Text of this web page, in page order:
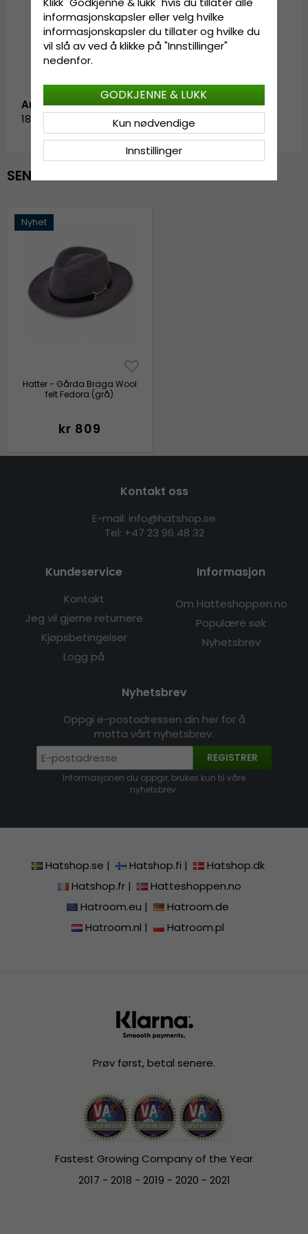
Svetterem av bomull
Fremstilt i Italia.
Artikkel-ID:
181123C.28-57
SENEST VISTE
Nyhet
Hatter - Gårda Braga Wool
felt Fedora (grå)
kr 809
Kontakt oss
E-mail: info@hatshop.se
Tel: +47 23 96 48 32
Kundeservice
Kontakt
Jeg vil gjerne returnere
Kjøpsbetingelser
Logg på
Informasjon
Om Hatteshoppen.no
Populære søk
Nyhetsbrev
Nyhetsbrev
Oppgi e-postadressen din her for å
motta vårt nyhetsbrev.
REGISTRER
Informasjonen du oppgir, brukes kun til våre
nyhetsbrev.
Hatshop.se | Hatshop.fi |
Hatshop.dk
Hatshop.fr|
Hatteshoppen.no
Hatroom.eu |
Hatroom.de
Hatroom.nl | Hatroom.pl
Prøv først, betal senere.
Fastest Growing Company of the Year
2017 - 2018 - 2019 - 2020 - 2021
informasjonskapsler eller velg hvilke
informasjonskapsler du tillater og hvilke du
vil slå av ved å klikke på "Innstillinger"
nedenfor.
Innstillinger
Kun nødvendige
GODKJENNE & LUKK